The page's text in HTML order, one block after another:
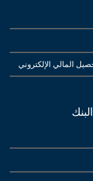
المالي الإلكتروني